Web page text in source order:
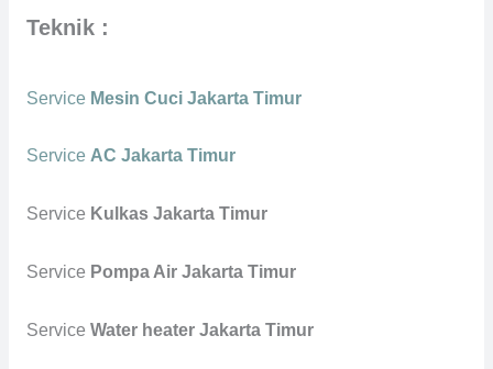
Teknik :
Service Mesin Cuci Jakarta Timur
Service AC Jakarta Timur
Service Kulkas Jakarta Timur
Service Pompa Air Jakarta Timur
Service Water heater Jakarta Timur